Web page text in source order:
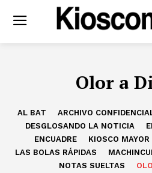
Olor a
AL BAT ARCHIVO
DESGLOSANDO LA NOTICIA
ENCUADRE
KIOSCO MAYOR
LAS BOLAS RÁPIDAS
NOTAS SUELTAS